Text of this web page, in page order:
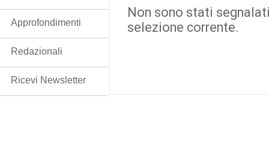
Non sono stati
selezione corrente.
Approfondimenti
Redazionali
Ricevi Newsletter